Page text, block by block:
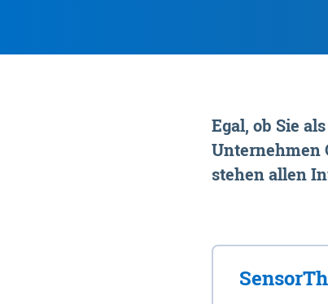
Egal, ob Sie
Unternehmen
stehen allen